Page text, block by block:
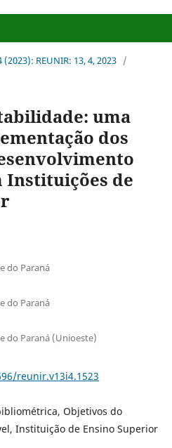
(2023): REUNIR: 13, 4, 2023 /
uma
dos
Instituições de
do Paraná
do Paraná
do Paraná (Unioeste)
reunir.v13i4.1523
Objetivos do
Instituição de Ensino Superior